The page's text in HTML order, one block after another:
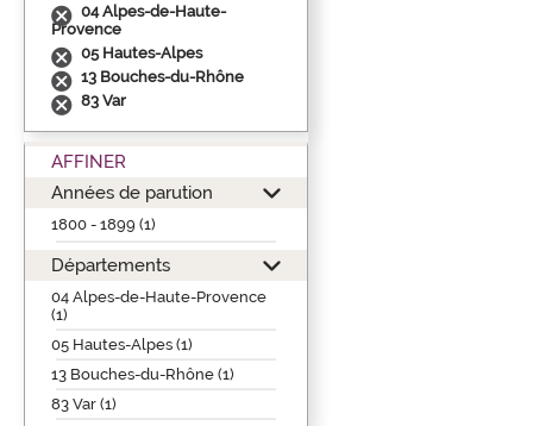
04 Alpes-de-Haute-
Provence
05 Hautes-Alpes
13 Bouches-du-Rhône
83 Var
AFFINER
Années de parution
1800 - 1899 (1)
Départements
04 Alpes-de-Haute-Provence
(1)
05 Hautes-Alpes (1)
13 Bouches-du-Rhône (1)
83 Var (1)